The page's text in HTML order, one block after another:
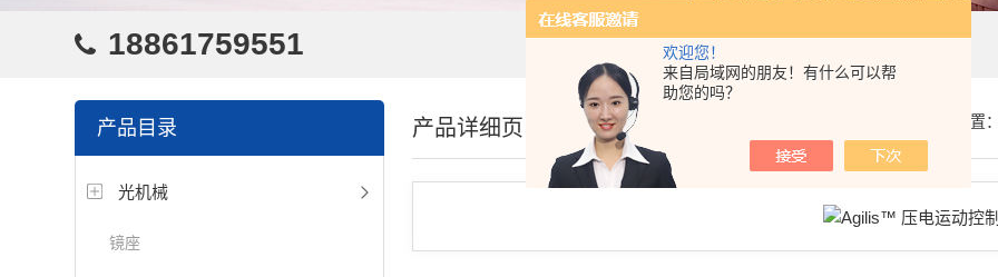
欢迎您！
来自局域网的朋友！有什么可以帮
助您的吗？
18861759551
产品目录
光机械
镜座
你的位置：
产品详细页